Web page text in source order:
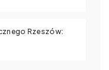
Rzeszów: